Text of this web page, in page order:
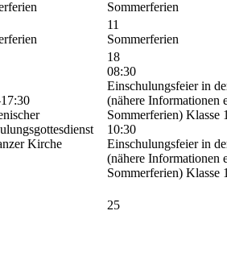
Sommerferien
11
Sommerferien
Kirche
18
08:30
Einschulungsfeier in
(nähere Informationen
Sommerferien) Klasse
10:30
Einschulungsfeier in
(nähere Informationen
Sommerferien) Klasse
25